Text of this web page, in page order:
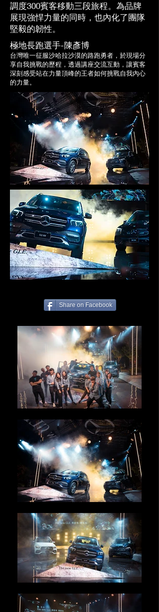
調度300賓客移動三段旅程。為品牌
展現強悍力量的同時，也內化了團隊
堅毅的韌性。
極地長跑選手-陳彥博
​台灣唯一征服沙哈拉沙漠的路跑勇者，於現場分
享自我挑戰的歷程，透過講座交流互動，讓賓客
深刻感受站在力量頂峰的王者如何挑戰自我內心
的力量。
Share on Facebook